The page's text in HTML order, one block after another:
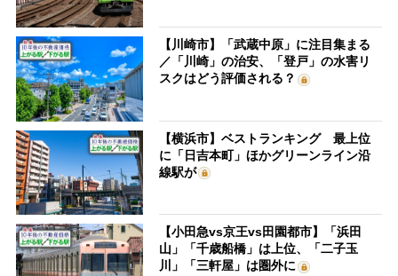
【川崎市】「武蔵中原」に注目集まる
／「川崎」の治安、「登戸」の水害リ
スクはどう評価される？
【横浜市】ベストランキング 最上位
に「日吉本町」ほかグリーンライン沿
線駅が
【小田急vs京王vs田園都市】「浜田
山」「千歳船橋」は上位、「二子玉
川」「三軒屋」は圏外に